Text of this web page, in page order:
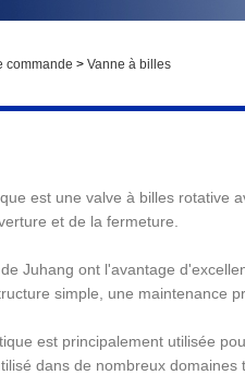
commande > Vanne à billes
est une valve à billes rotative
et de la fermeture.
Juhang ont l'avantage
simple, une maintenance
est principalement utilisée
dans de nombreux